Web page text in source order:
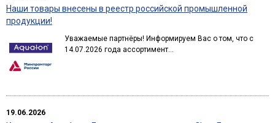
Наши товары внесены в реестр российской промышленной
продукции!
Уважаемые партнёры! Информируем Вас о том, что с
14.07.2026 года ассортимент...
19.06.2026